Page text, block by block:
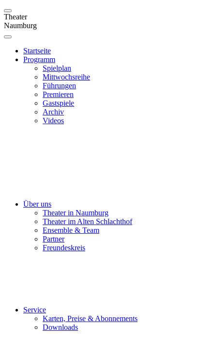
Theater
Naumburg
Startseite
Programm
Spielplan
Mittwochsreihe
Führungen
Premieren
Gastspiele
Archiv
Videos
Über uns
Theater in Naumburg
Theater im Alten Schlachthof
Ensemble & Team
Partner
Freundeskreis
Service
Karten, Preise & Abonnements
Downloads